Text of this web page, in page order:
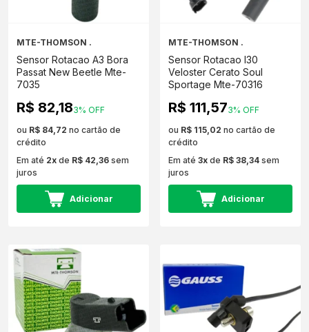
MTE-THOMSON .
Sensor Rotacao A3 Bora
Passat New Beetle Mte-
7035
R$ 82,183% OFF
ou R$ 84,72 no cartão de
crédito
Em até 2x de R$ 42,36 sem
juros
Adicionar
MTE-THOMSON .
Sensor Rotacao I30
Veloster Cerato Soul
Sportage Mte-70316
R$ 111,573% OFF
ou R$ 115,02 no cartão de
crédito
Em até 3x de R$ 38,34 sem
juros
Adicionar